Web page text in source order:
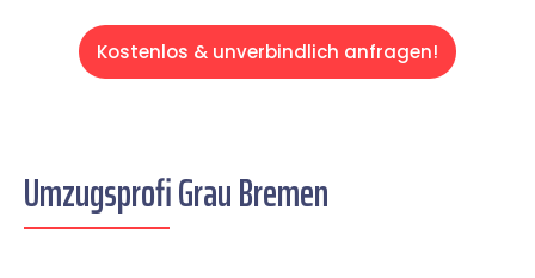
Kostenlos & unverbindlich anfragen!
Umzugsprofi Grau Bremen